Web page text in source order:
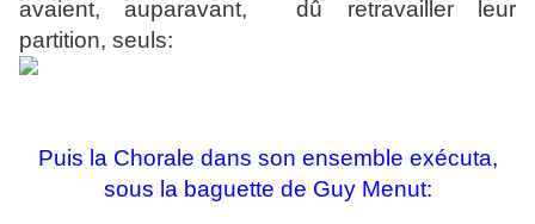
avaient, auparavant, dû retravailler leur
partition, seuls:
Puis la Chorale dans son ensemble exécuta,
sous la baguette de Guy Menut: